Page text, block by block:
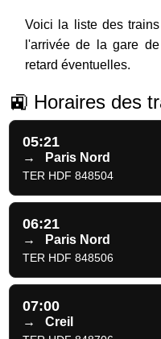
Voici la liste des
l'arrivée de la gare
retard éventuelles.
🚉 Horaires des
05:21
→ Paris Nord
TER HDF 848504
06:21
→ Paris Nord
TER HDF 848506
07:00
→ Creil